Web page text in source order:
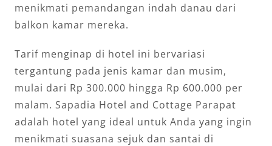
menikmati pemandangan indah danau dari
balkon kamar mereka.
Tarif menginap di hotel ini bervariasi
tergantung pada jenis kamar dan musim,
mulai dari Rp 300.000 hingga Rp 600.000 per
malam. Sapadia Hotel and Cottage Parapat
adalah hotel yang ideal untuk Anda yang ingin
menikmati suasana sejuk dan santai di